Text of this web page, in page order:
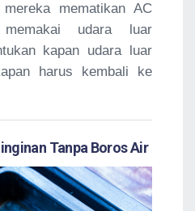
mematikan AC
udara luar
kapan udara luar
harus kembali ke
Tanpa Boros Air